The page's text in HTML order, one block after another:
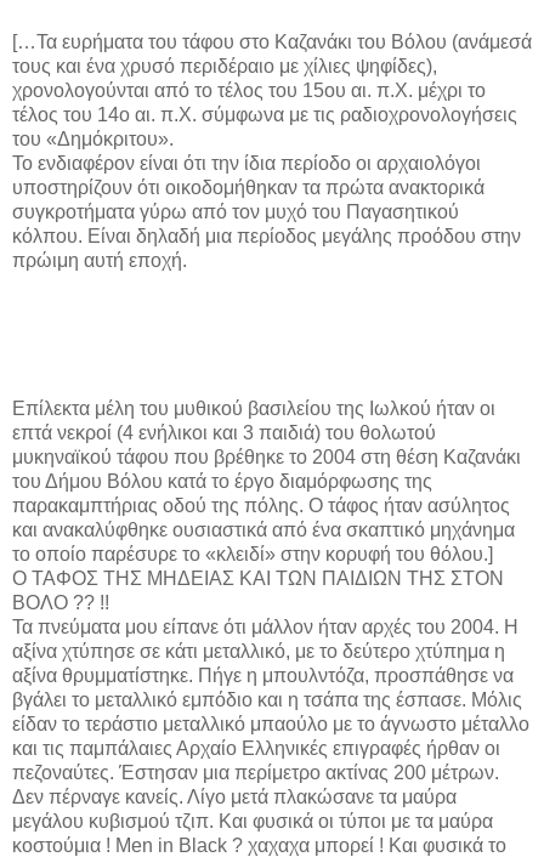
[…Τα ευρήματα του τάφου στο Καζανάκι του Βόλου (ανάμεσά
τους και ένα χρυσό περιδέραιο με χίλιες ψηφίδες),
χρονολογούνται από το τέλος του 15ου αι. π.Χ. μέχρι το
τέλος του 14ο αι. π.Χ. σύμφωνα με τις ραδιοχρονολογήσεις
του «Δημόκριτου».
Το ενδιαφέρον είναι ότι την ίδια περίοδο οι αρχαιολόγοι
υποστηρίζουν ότι οικοδομήθηκαν τα πρώτα ανακτορικά
συγκροτήματα γύρω από τον μυχό του Παγασητικού
κόλπου. Είναι δηλαδή μια περίοδος μεγάλης προόδου στην
πρώιμη αυτή εποχή.
Επίλεκτα μέλη του μυθικού βασιλείου της Ιωλκού ήταν οι
επτά νεκροί (4 ενήλικοι και 3 παιδιά) του θολωτού
μυκηναϊκού τάφου που βρέθηκε το 2004 στη θέση Καζανάκι
του Δήμου Βόλου κατά το έργο διαμόρφωσης της
παρακαμπτήριας οδού της πόλης. Ο τάφος ήταν ασύλητος
και ανακαλύφθηκε ουσιαστικά από ένα σκαπτικό μηχάνημα
το οποίο παρέσυρε το «κλειδί» στην κορυφή του θόλου.]
Ο ΤΑΦΟΣ ΤΗΣ ΜΗΔΕΙΑΣ ΚΑΙ ΤΩΝ ΠΑΙΔΙΩΝ ΤΗΣ ΣΤΟΝ
ΒΟΛΟ ?? !!
Τα πνεύματα μου είπανε ότι μάλλον ήταν αρχές του 2004. Η
αξίνα χτύπησε σε κάτι μεταλλικό, με το δεύτερο χτύπημα η
αξίνα θρυμματίστηκε. Πήγε η μπουλντόζα, προσπάθησε να
βγάλει το μεταλλικό εμπόδιο και η τσάπα της έσπασε. Μόλις
είδαν το τεράστιο μεταλλικό μπαούλο με το άγνωστο μέταλλο
και τις παμπάλαιες Αρχαίο Ελληνικές επιγραφές ήρθαν οι
πεζοναύτες. Έστησαν μια περίμετρο ακτίνας 200 μέτρων.
Δεν πέρναγε κανείς. Λίγο μετά πλακώσανε τα μαύρα
μεγάλου κυβισμού τζιπ. Και φυσικά οι τύποι με τα μαύρα
κοστούμια ! Men in Black ? χαχαχα μπορεί ! Και φυσικά το